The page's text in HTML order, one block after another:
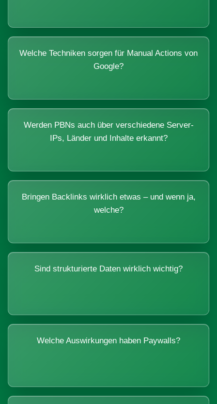
Welche Techniken sorgen für Manual Actions von
Google?
Werden PBNs auch über verschiedene Server-
IPs, Länder und Inhalte erkannt?
Bringen Backlinks wirklich etwas – und wenn ja,
welche?
Sind strukturierte Daten wirklich wichtig?
Welche Auswirkungen haben Paywalls?